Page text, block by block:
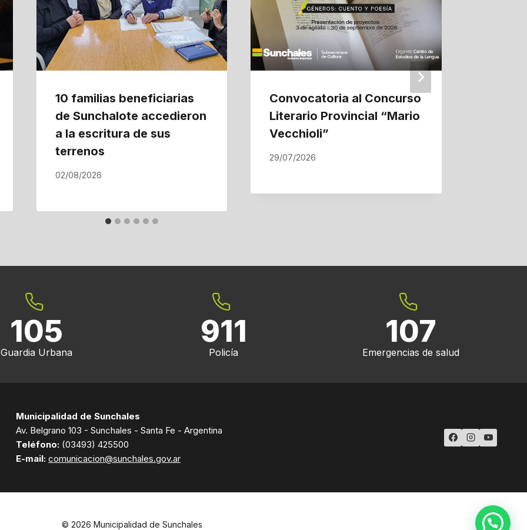
10 familias beneficiarias
de Sunchalote accedieron
a la escritura de sus
terrenos
02/08/2026
Convocatoria al Concurso
Literario Provincial “Mario
Vecchioli”
29/07/2026
105
Guardia Urbana
911
Policía
107
Emergencias de salud
Municipalidad de Sunchales
Av. Belgrano 103 - Sunchales - Santa Fe - Argentina
Teléfono: (03493) 425500
E-mail: comunicacion@sunchales.gov.ar
© 2026 Municipalidad de Sunchales